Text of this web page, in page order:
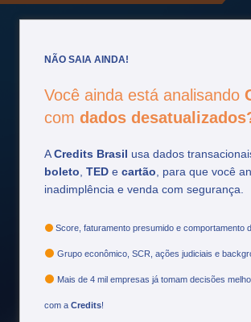
NÃO SAIA AINDA!
Você ainda está analisando
com dados
ACredits Brasil usa dados
boleto TED e cartão , para que você
inadimplência e venda com segurança.
Score, faturamento presumido e comportamento
Grupo econômico, SCR, ações judiciais e
Mais de 4 mil empresas já tomam decisões
com a Credits!
Fique por dentro
financeiro e tome decisões mais
Ver mais